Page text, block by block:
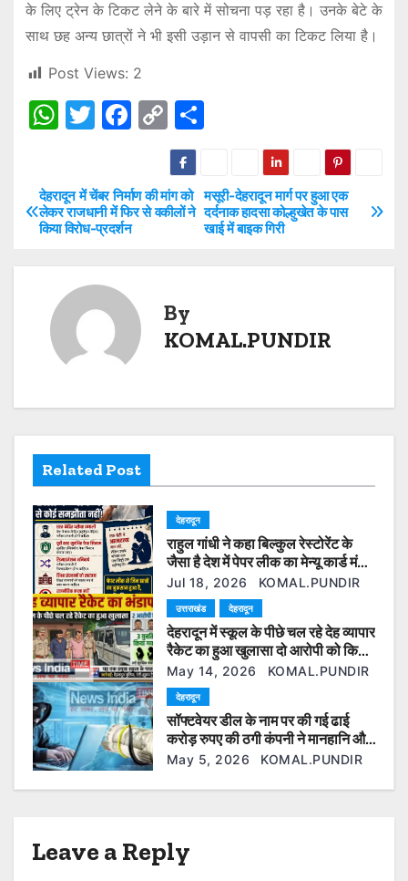
के लिए ट्रेन के टिकट लेने के बारे में सोचना पड़ रहा है। उनके बेटे के
साथ छह अन्य छात्रों ने भी इसी उड़ान से वापसी का टिकट लिया है।
Post Views: 2
W
s
A
p
T
er
F
e
b
k
C
o
p
y
S
e
P
i
g
a
i
o
n
मसूरी-देहरादून मार्ग पर हुआ एक
दर्दनाक हादसा कोल्हुखेत के पास
खाई में बाइक गिरी
देहरादून में चेंबर निर्माण की मांग को
लेकर राजधानी में फिर से वकीलों ने
किया विरोध-प्रदर्शन
By
KOMAL.PUNDIR
Related Post
देहरादून
राहुल गांधी ने कहा बिल्कुल रेस्टोरेंट के
जैसा है देश में पेपर लीक का मेन्यू कार्ड मंच
पर ही रो पड़े रिया थापा के पिता।
Jul 18, 2026 KOMAL.PUNDIR
उत्तराखंड देहरादून
देहरादून में स्कूल के पीछे चल रहे देह व्यापार
रैकेट का हुआ खुलासा दो आरोपी को किया
गया गिरफ्तार तीन युवतियों का किया गया
रेस्क्यू।
May 14, 2026 KOMAL.PUNDIR
देहरादून
सॉफ्टवेयर डील के नाम पर की गई ढाई
करोड़ रुपए की ठगी कंपनी ने मानहानि और
गोपनीय डेटा लीक करने की भी दी
May 5, 2026 KOMAL.PUNDIR
Leave a Reply